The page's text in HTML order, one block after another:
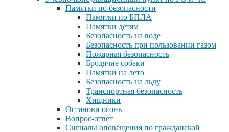
Памятки по безопасности
Памятки по БПЛА
Памятки детям
Безопасность на воде
Безопасность при пользовании газом
Пожарная безопасность
Бродячие собаки
Памятки на лето
Безопасность на льду
Транспортная безопасность
Хищники
Останови огонь
Вопрос-ответ
Сигналы оповещения по гражданской